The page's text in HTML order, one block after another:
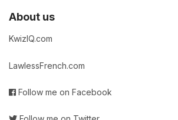
About us
KwizIQ.com
LawlessFrench.com
Follow me on Facebook